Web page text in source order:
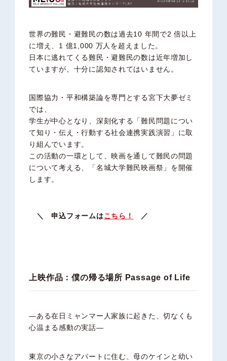
世界の難民・避難民の数は過去10 年間で2 倍以上
に増え、1 億1,000 万人を超えました。
日本に逃れてくる難民・避難民の数は近年増加し
ていますが、十分に認知されてはいません。
国際協力・平和構築論を専門とする宮下大夢ゼミ
では、
学生が中心となり、深刻化する「難民問題につい
て知り・伝え・行動する社会連携実践演習」に取
り組んでいます。
この活動の⼀環として、映画を通して難民の問題
について考える、「名城大学難民映画祭」を開催
します。
＼ 申込フォームはこちら！ ／
上映作品：僕の帰る場所 Passage of Life
―ある在日ミャンマー人家族に起きた、切なくも
心温まる感動の実話―
東京の小さなアパートに住む、母のケインと幼い